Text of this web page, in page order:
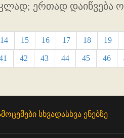
ერთად დაიწვება
14 15 16 17 18 19
42 43 44 45 46
სხვადასხვა ენებზე